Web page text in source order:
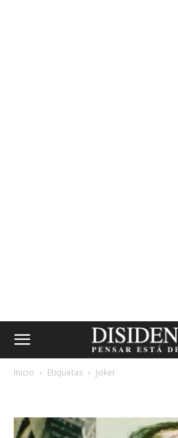
Inicio Etiquetas Joker